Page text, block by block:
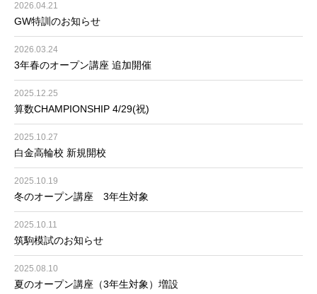
2026.04.21
GW特訓のお知らせ
2026.03.24
3年春のオープン講座 追加開催
2025.12.25
算数CHAMPIONSHIP 4/29(祝)
2025.10.27
白金高輪校 新規開校
2025.10.19
冬のオープン講座 3年生対象
2025.10.11
筑駒模試のお知らせ
2025.08.10
夏のオープン講座（3年生対象）増設